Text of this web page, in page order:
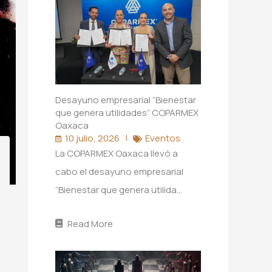
Desayuno empresarial “Bienestar
que genera utilidades” COPARMEX
Oaxaca
10 julio, 2026
Eventos
La COPARMEX Oaxaca llevó a
cabo el desayuno empresarial
“Bienestar que genera utilida…
Read More